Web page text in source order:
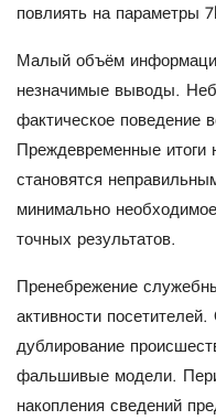
повлиять на параметры
Малый объём
незначимые выводы.
фактическое поведение
Преждевременные
становятся
минимально
точных результатов.
Пренебрежение
активности
дублирование
фальшивые модели.
накопления сведений